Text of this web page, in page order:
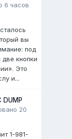
6 часов
вы
под
кнопки
Это
и...
DUMP
20
1-981-